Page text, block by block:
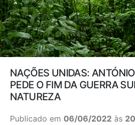
NAÇÕES UNIDAS:
PEDE O FIM DA GUERRA
NATUREZA
Publicado em 06/06/2022 às